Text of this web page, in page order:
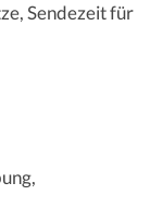
Sendezeit für